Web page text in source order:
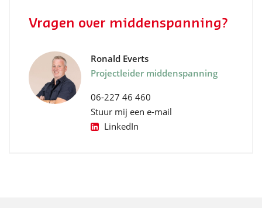
Vragen over middenspanning?
Ronald Everts
Projectleider middenspanning
06-227 46 460
Stuur mij een e-mail
LinkedIn